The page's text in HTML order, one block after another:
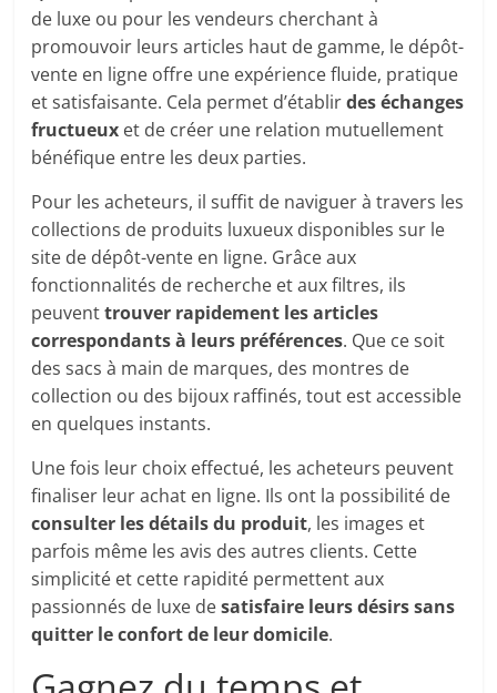
de luxe ou pour les vendeurs cherchant à
promouvoir leurs articles haut de gamme, le dépôt-
vente en ligne offre une expérience fluide, pratique
et satisfaisante. Cela permet d’établirdes échanges
fructueux et de créer une relation mutuellement
bénéfique entre les deux parties.
Pour les acheteurs, il suffit de naviguer à travers les
collections de produits luxueux disponibles sur le
site de dépôt-vente en ligne. Grâce aux
fonctionnalités de recherche et aux filtres, ils
peuventtrouver rapidement les articles
correspondants à leurs préférences. Que ce soit
des sacs à main de marques, des montres de
collection ou des bijoux raffinés, tout est accessible
en quelques instants.
Une fois leur choix effectué, les acheteurs peuvent
finaliser leur achat en ligne. Ils ont la possibilité de
consulter les détails du produit, les images et
parfois même les avis des autres clients. Cette
simplicité et cette rapidité permettent aux
passionnés de luxe desatisfaire leurs désirs sans
quitter le confort de leur domicile.